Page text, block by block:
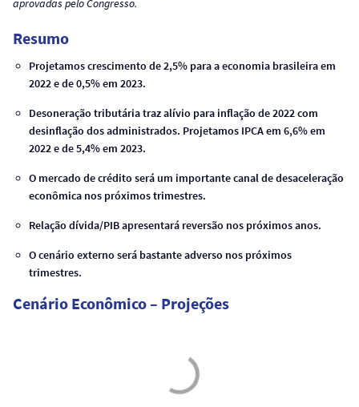
aprovadas pelo Congresso.
Resumo
Projetamos crescimento de 2,5% para a economia brasileira em
2022 e de 0,5% em 2023.
Desoneração tributária traz alívio para inflação de 2022 com
desinflação dos administrados. Projetamos IPCA em 6,6% em
2022 e de 5,4% em 2023.
O mercado de crédito será um importante canal de desaceleração
econômica nos próximos trimestres.
Relação dívida/PIB apresentará reversão nos próximos anos.
O cenário externo será bastante adverso nos próximos
trimestres.
Cenário Econômico – Projeções